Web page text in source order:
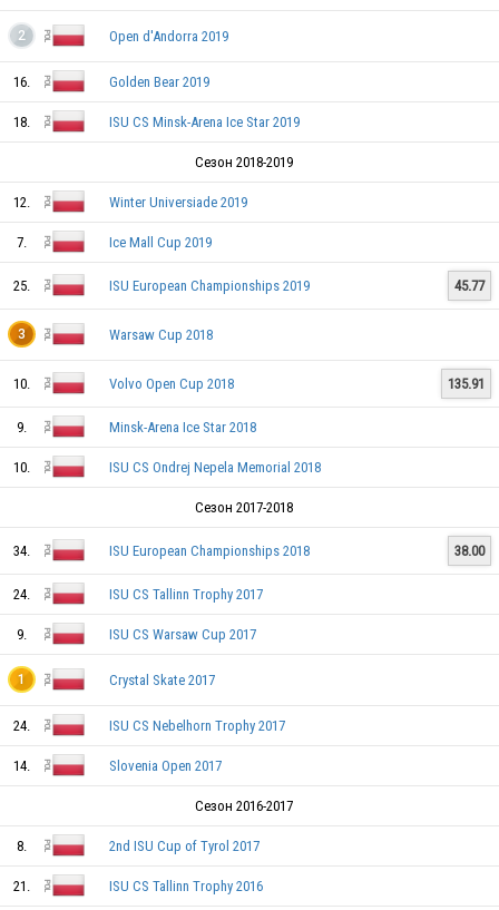
POL
POL
POL
POL
2
POL
Open d'Andorra 2019
16. Golden Bear 2019
18. ISU CS Minsk-Arena Ice Star 2019
Сезон 2018-2019
12. Winter Universiade 2019
7. Ice Mall Cup 2019
25. ISU European Championships 2019 45.77
3 Warsaw Cup 2018
10. Volvo Open Cup 2018 135.91
9. Minsk-Arena Ice Star 2018
10. ISU CS Ondrej Nepela Memorial 2018
Сезон 2017-2018
34. ISU European Championships 2018 38.00
24. ISU CS Tallinn Trophy 2017
9. ISU CS Warsaw Cup 2017
1 Crystal Skate 2017
24. ISU CS Nebelhorn Trophy 2017
14. Slovenia Open 2017
Сезон 2016-2017
8. 2nd ISU Cup of Tyrol 2017
21. ISU CS Tallinn Trophy 2016